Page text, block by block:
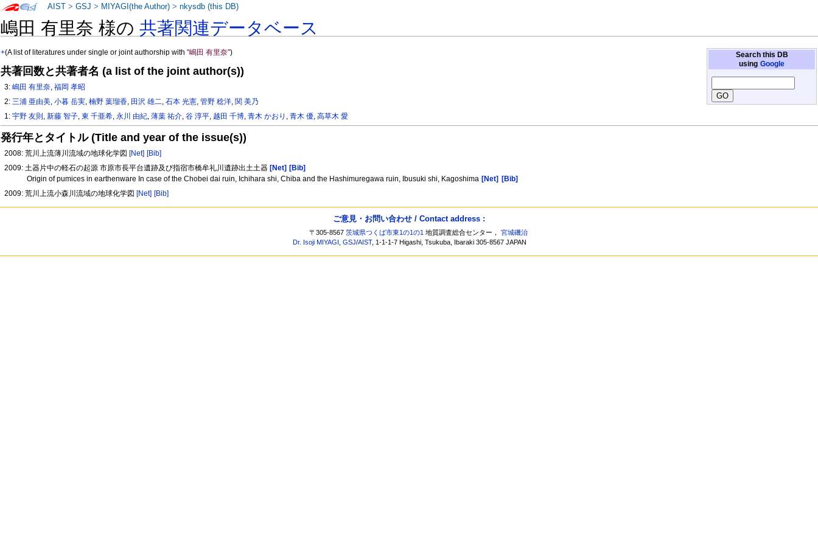
嶋田 有里奈 様の共著関連データベース
Search this DB
using Google
+(A list of literatures under single or joint authorship with"嶋田 有里奈")
共著回数と共著者名 (a list of the joint author(s))
3:嶋田 有里奈,福岡 孝昭
2:三浦 亜由美,小暮 岳実,楠野 葉瑠香, 田沢 雄二,石本 光憲,管野 稔洋, 関 美乃
1:宇野 友則 ,新藤 智子,東 千亜希,永川 由紀,薄葉 祐介,谷 淳平, 越田 千博,青木 かおり ,青木 優,高草木 愛
発行年とタイトル (Title and year of the issue(s))
2008: 荒川上流薄川流域の地球化学図 [Net] [Bib]
2009: 土器片中の軽石の起源 市原市長平台遺跡及び指宿市橋牟礼川遺跡出土土器 [Net] [Bib]
Origin of pumices in earthenware In case of the Chobei dai ruin, Ichihara shi, Chiba and the Hashimuregawa ruin, Ibusuki shi, Kagoshima [Net]
[Bib]
2009: 荒川上流小森川流域の地球化学図 [Net] [Bib]
AIST >GSJ > MIYAGI(the Author) >nkysdb (this DB)
ご意見・お問い合わせ / Contact address :
〒305-8567茨城県つくば市東1の1の1 地質調査総合センター，宮城磯治
Dr. Isoji MIYAGI
,GSJ/AIST, 1-1-1-7 Higashi, Tsukuba, Ibaraki 305-8567 JAPAN